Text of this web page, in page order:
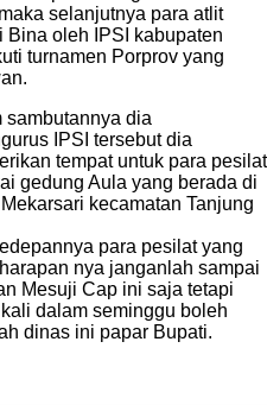
selanjutnya para atlit
Bina oleh IPSI kabupaten
turnamen Porprov yang
sambutannya dia
IPSI tersebut dia
tempat untuk para pesilat
gedung Aula yang berada di
kecamatan Tanjung
para pesilat yang
nya janganlah sampai
Mesuji Cap ini saja tetapi
dalam seminggu boleh
dinas ini papar Bupati.